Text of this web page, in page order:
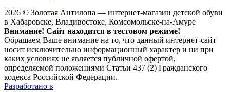
2026 © Золотая Антилопа — интернет-магазин детской обуви
в Хабаровске, Владивостоке, Комсомольске-на-Амуре
Внимание! Сайт находится в тестовом режиме!
Обращаем Ваше внимание на то, что данный интернет-сайт
носит исключительно информационный характер и ни при
каких условиях не является публичной офертой,
определяемой положениями Статьи 437 (2) Гражданского
кодекса Российской Федерации.
Разработано в